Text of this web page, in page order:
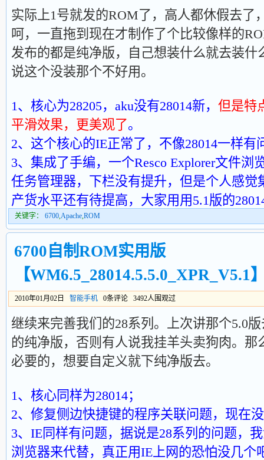
实际上1号就发的ROM了，高人都休假去了
呵，一直拖到现在才制作了个比较像样的
发布的都是纯净版，自己想装什么就去装什
说这个没装那个不好用。
1、核心为28205，aku没有28014新， 但是特
平滑效果，更美观了。
2、这个核心的IE正常了，不像28014一样有
3、集成了手编，一个Resco Explorer文件浏
任务管理器，下栏没有提升，但是个人感觉
产货水平还有待提高，大家用用5.1版的
关键字： 6700,Apache,ROM
6700自制ROM实用版
【WM6.5_28014.5.5.0_XPR_V5.1
2010年01月02日 智能手机 0条评论 3492人围观过
继续来完善我们的28系列。上次讲那个5.0
的纯净版，否则有人说我挂羊头卖狗肉。那
必要的，想要自定义就下纯净版去。
1、核心同样为28014；
2、修复侧边快捷键的程序关联问题，现在
3、IE同样有问题，据说是28系列的问题，
浏览器来代替，真正用IE上网的恐怕没几个